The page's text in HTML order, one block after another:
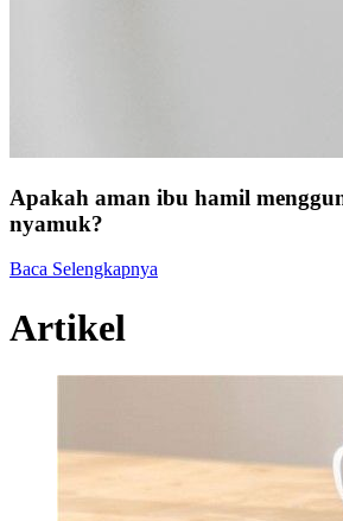
Apakah aman ibu hamil
nyamuk?
Baca Selengkapnya
Artikel